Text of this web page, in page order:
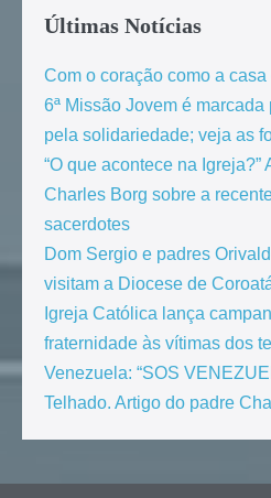
Últimas Notícias
Com o coração como a
6ª Missão Jovem é
pela solidariedade; veja as
“O que acontece na Igreja?”
Charles Borg sobre a
sacerdotes
Dom Sergio e padres
visitam a Diocese de
Igreja Católica lança
fraternidade às vítimas dos
Venezuela: “SOS
Telhado. Artigo do padre